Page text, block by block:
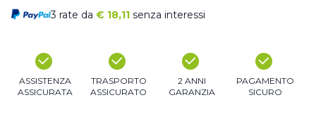
3 rate da € 18,11 senza interessi
ASSISTENZA
ASSICURATA
TRASPORTO
ASSICURATO
2 ANNI
GARANZIA
PAGAMENTO
SICURO